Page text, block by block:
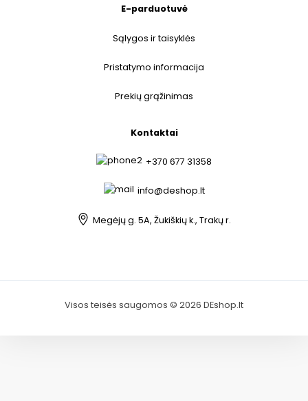
E-parduotuvė
Sąlygos ir taisyklės
Pristatymo informacija
Prekių grąžinimas
Kontaktai
+370 677 31358
info@deshop.lt
Megėjų g. 5A, Žukiškių k., Trakų r.
Visos teisės saugomos © 2026 DEshop.lt